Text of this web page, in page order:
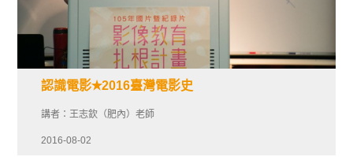
認識電影✭2016臺灣電影史
講者：王志欽（肥內）老師
2016-08-02